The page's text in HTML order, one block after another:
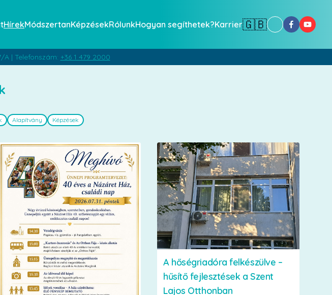
HírekMódszertanKépzésekRólunkHogyan segíthetek?Karrier🇬🇧
A | Telefonszám: +36 1 479 2000
Alapítvány Képzések
A hőségriadóra felkészülve –
hűsítő fejlesztések a Szent
Lajos Otthonban